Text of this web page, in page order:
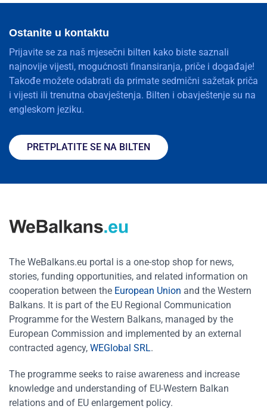
Ostanite u kontaktu
Prijavite se za naš mjesečni bilten kako biste saznali
najnovije vijesti, mogućnosti finansiranja, priče i događaje!
Takođe možete odabrati da primate sedmični sažetak priča
i vijesti ili trenutna obavještenja. Bilten i obavještenje su na
engleskom jeziku.
PRETPLATITE SE NA BILTEN
The WeBalkans.eu portal is a one-stop shop for news,
stories, funding opportunities, and related information on
cooperation between the European Union and the Western
Balkans. It is part of the EU Regional Communication
Programme for the Western Balkans, managed by the
European Commission and implemented by an external
contracted agency, WEGlobal SRL.
The programme seeks to raise awareness and increase
knowledge and understanding of EU-Western Balkan
relations and of EU enlargement policy.